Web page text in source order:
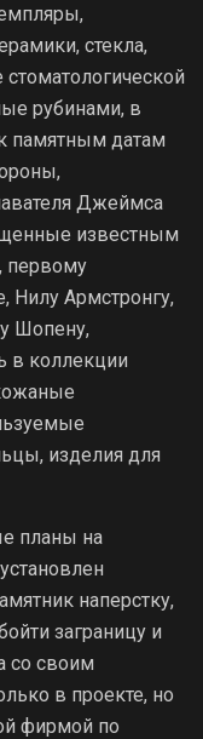
стекла,
рубинами, в
памятным датам
Джеймса
известным
первому
Нилу Армстронгу,
Шопену,
в коллекции
изделия для
планы на
наперстку,
заграницу и
со своим
в проекте, но
фирмой по